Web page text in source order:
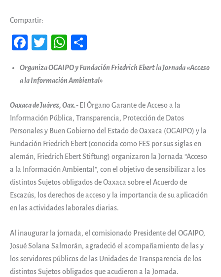
Compartir:
Fa
b
k
T
tt
W
ts
pp
pa
r
Organiza OGAIPO y Fundación Friedrich Ebert la Jornada «Acceso
a la Información Ambiental»
Oaxaca de Juárez, Oax.- El Órgano Garante de Acceso a la
Información Pública, Transparencia, Protección de Datos
Personales y Buen Gobierno del Estado de Oaxaca (OGAIPO) y la
Fundación Friedrich Ebert (conocida como FES por sus siglas en
alemán, Friedrich Ebert Stiftung) organizaron la Jornada “Acceso
a la Información Ambiental”, con el objetivo de sensibilizar a los
distintos Sujetos obligados de Oaxaca sobre el Acuerdo de
Escazús, los derechos de acceso y la importancia de su aplicación
en las actividades laborales diarias.
Al inaugurar la jornada, el comisionado Presidente del OGAIPO,
Josué Solana Salmorán, agradeció el acompañamiento de las y
los servidores públicos de las Unidades de Transparencia de los
distintos Sujetos obligados que acudieron a la Jornada.